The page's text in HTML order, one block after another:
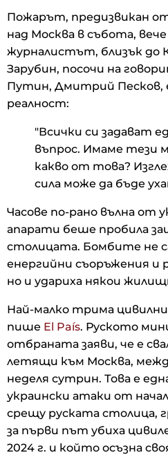
Пожарът, предизвикан
над Москва в събота,
журналистът, близък до
Зарубин, посочи на
Путин, Дмитрий Песков,
реалност:
"Всички си задават
въпрос. Имаме тези
какво от това?
сила може да бъде
Часове по-рано вълна от
апарати беше пробила
столицата. Бомбите не
енергийни съоръжения и
но и удариха някои
Най-малко трима цивилни
пише El País. Руското
отбраната заяви, че е
летящи към Москва,
неделя сутрин. Това е
украински атаки от
срещу руската столица,
за първи път убиха
2024 г. и който осъзна